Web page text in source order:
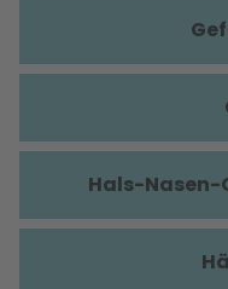
Hals-Nasen-